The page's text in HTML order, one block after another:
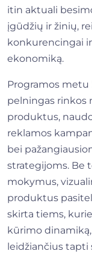
itin aktuali
įgūdžių ir žinių,
konkurencingai
ekonomiką.
Programos metu
pelningas rinkos
produktus,
reklamos
bei
strategijoms. Be
mokymus,
produktus
skirta tiems,
kūrimo
leidžiančius tapti